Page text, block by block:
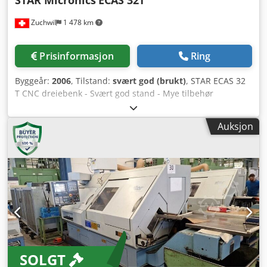
3.200 × 2.400 mm Maskinvekt: ca. 11.000 kg Utstyr:
HYDROKRAFT Kjølemiddelsystem med 600 l tank, pumpe:
maks trykk 5,5 bar, kapasitet 60 l/min, pumpeeffekt 1,1 kW
3-bakkers kraftchuck Oljetåkeavsug Elektrisk skap med
kjøleaggregat og temperaturregulator fra RITTAL Styring:
SIEMENS SINUMERIK 840 C Varianter og forskjeller Det
finnes ulike varianter av VDF 250-serien, som for eksempel
VDF 250 CU, med ulike styringer (f.eks. PHILIPS B2T) og
tekniske spesifikasjoner. Enkelte modeller leveres med
drevne verktøy og bakdokke, andre er rene chuckmaskiner
uten bakdokke. Konklusjon Boehringer VDF 250 Cm er en
allsidig CNC-dreiebenk med høy stabilitet og presisjon.
Med robust design og omfattende utstyr egner den seg
svært godt til produksjon av chuckdeler i ulike
produksjonsmiljøer.
Zuchwil 1 478 km
Prisinformasjon Ring
Byggeår: 2006, Tilstand: svært god (brukt), STAR ECAS 32
T CNC dreiebenk - Svært god stand - Mye tilbehør
tilgjengelig - Detaljert bildegalleri i PDF-katalogen
Chedpfxsl R Ix Ss Abgsa TEKNISKE DATA Maks.
bearbeidingsdiameter: 32 mm Maks. spindelvandring: 350
mm Revolverhode, første: 10 stasjoner Revolverhode,
andre: 10 stasjoner Antall dreieverktøy: Maks. 2 verktøy /
stasjon Verktøyskaft: 16 mm Slireholder: Antall verktøy:
Maks. 3 verktøy / stasjon Maks. borekapasitet: 23 mm
Maks. gjengekapasitet: M12 X P1.75 Maks. gjengekapasitet
(gjengebakke): M12 X P1.75 Motordrevet verktøy, antall:
Maks. 2 verktøy / 1 stasjon Maks. borekapasitet
(motordrevet): 10 mm Maks. gjengekapasitet (motordrevet):
M8 X P1.25 Maks. fresekapasitet: 12 mm Maks.
sporfresekapasitet: 2 mm X 10 mm Hovedspindel, min.
Auksjon
SOLGT